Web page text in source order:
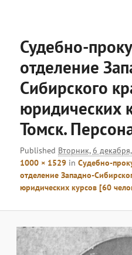
Судебно-
отделение
Сибирского
юридических
Томск.
Published Вторник, 6
1000 × 1529 inСудебно-
отделение Западно-
юридических курсов [60